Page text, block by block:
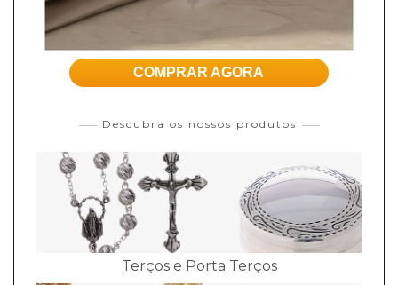
COMPRAR AGORA
Descubra os nossos produtos
Terços e Porta Terços